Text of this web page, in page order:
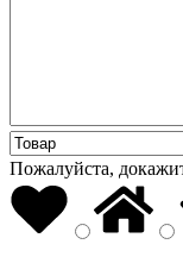
Пожалуйста,